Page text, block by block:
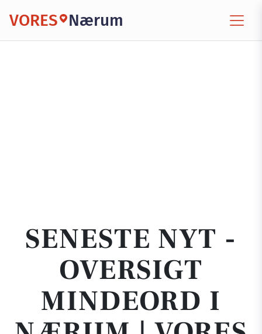
VORES Nærum
SENESTE NYT -
OVERSIGT
MINDEORD I